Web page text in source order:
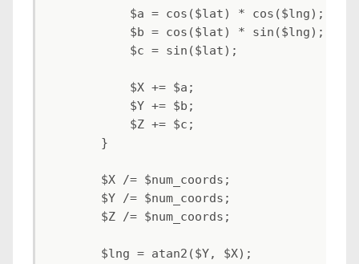
            $a = cos($lat) * cos($lng);
            $b = cos($lat) * sin($lng);
            $c = sin($lat);
            $X += $a;
            $Y += $b;
            $Z += $c;
        }
        $X /= $num_coords;
        $Y /= $num_coords;
        $Z /= $num_coords;
        $lng = atan2($Y, $X);